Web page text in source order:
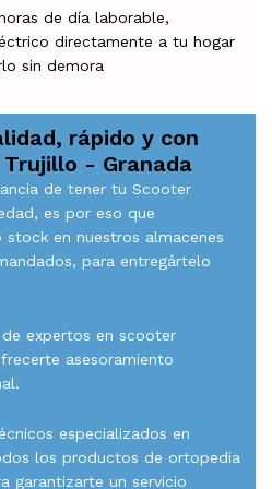
de día laborable,
directamente a tu hogar
sin demora
rápido y con
Trujillo - Granada
de tener tu Scooter
es por eso que
en nuestros almacenes
para entregártelo
expertos en scooter
asesoramiento
especializados en
los productos de ortopedia
garantizarte un servicio